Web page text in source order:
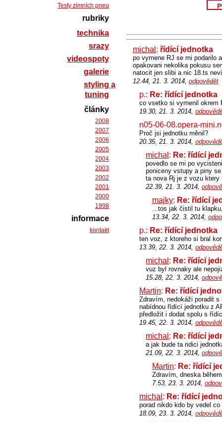
michal : řídící jednotka
po vymene RJ se mi podarilo
opakovani nekolika pokusu
natocit jen slibi a nic 18.ts
12.44, 21. 3. 2014, odpovědět
p.: Re: řídící jednotka
co vsetko si vymenil okrem
19.30, 21. 3. 2014,
n05-06-08.opera-
Proč jsi jednotku měnil?
20.35, 21. 3. 2014,
michal : Re: řídící
povedlo se mi po
poniceny vstupy a piny
ta nova Rj je z vozu ktery
22.39, 21. 3. 2014,
majky: Re: řídící
...tos jak čistil tu
13.34, 22. 3. 2014,
p.: Re: řídící jednotka
ten voz, z ktoreho si bral
13.39, 22. 3. 2014,
michal : Re: řídící
vuz byl rovnaky ale
15.28, 22. 3. 2014,
Martin: Re: řídící
Zdravím, nedokáži poradit
nabídnou řídící jednotku z
předložit i dodat spolu s
19.45, 22. 3. 2014,
michal : Re: řídící
a jak bude ta ridici
21.09, 22. 3. 2014,
Martin: Re: řídící
Zdravím, dneska
7.53, 23. 3. 2014,
michal : Re: řídící
porad nikdo kdo by vedel
18.09, 23. 3. 2014,
Testy zimních pneu
rubriky
technika
srazy
videospoty
galerie
styling a
tuning
články
2008
2007
2006
2005
2004
2003
2002
2001
2000
1998
informace
kontakt